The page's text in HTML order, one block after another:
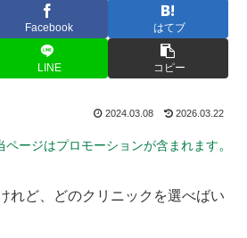
Facebook はてブ
LINE コピー
2024.03.08 2026.03.22
ページはプロモーションが含まれます。
れど、どのクリニックを選べばい